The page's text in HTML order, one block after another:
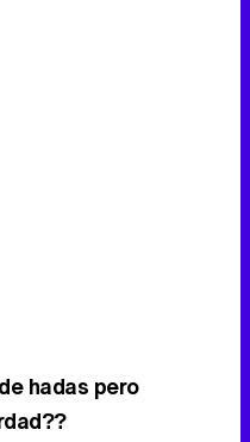
hadas pero